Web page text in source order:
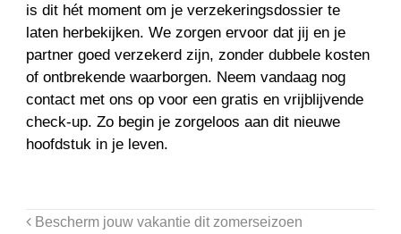
is dit hét moment om je verzekeringsdossier te
laten herbekijken. We zorgen ervoor dat jij en je
partner goed verzekerd zijn, zonder dubbele kosten
of ontbrekende waarborgen. Neem vandaag nog
contact met ons op voor een gratis en vrijblijvende
check-up. Zo begin je zorgeloos aan dit nieuwe
hoofdstuk in je leven.
Bescherm jouw vakantie dit zomerseizoen